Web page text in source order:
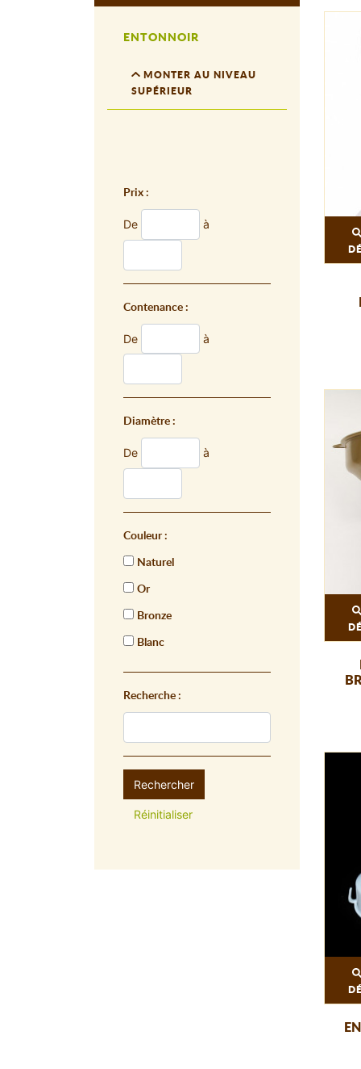
ENTONNOIR
MONTER AU NIVEAU
SUPÉRIEUR
Prix :
De à
Contenance :
De à
Diamètre :
De à
Couleur :
Naturel
Or
Bronze
Blanc
Recherche :
Rechercher
Réinitialiser